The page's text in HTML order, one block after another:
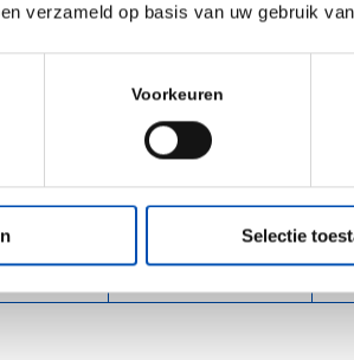
verzameld op basis van uw gebruik
Voorkeuren
Selectie